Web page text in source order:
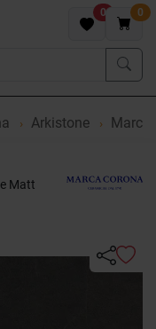
0 0
Arkistone Marca
Matt